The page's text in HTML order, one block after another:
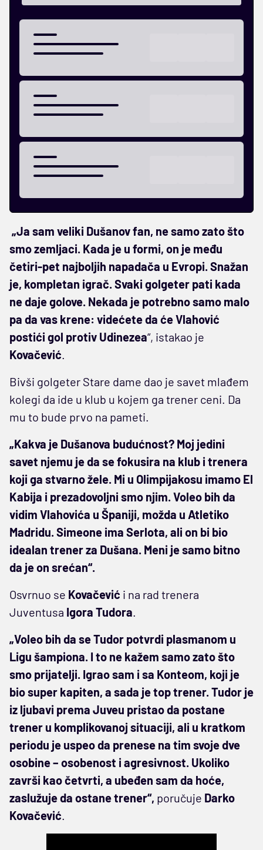
„Ja sam veliki Dušanov fan, ne samo zato što
smo zemljaci. Kada je u formi, on je među
četiri-pet najboljih napadača u Evropi. Snažan
je, kompletan igrač. Svaki golgeter pati kada
ne daje golove. Nekada je potrebno samo malo
pa da vas krene: videćete da će Vlahović
postići gol protiv Udinezea“, istakao je
Kovačević.
Bivši golgeter Stare dame dao je savet mlađem
kolegi da ide u klub u kojem ga trener ceni. Da
mu to bude prvo na pameti.
„Kakva je Dušanova budućnost? Moj jedini
savet njemu je da se fokusira na klub i trenera
koji ga stvarno žele. Mi u Olimpijakosu imamo El
Kabija i prezadovoljni smo njim. Voleo bih da
vidim Vlahovića u Španiji, možda u Atletiko
Madridu. Simeone ima Serlota, ali on bi bio
idealan trener za Dušana. Meni je samo bitno
da je on srećan“.
Osvrnuo se Kovačević i na rad trenera
Juventusa Igora Tudora.
„Voleo bih da se Tudor potvrdi plasmanom u
Ligu šampiona. I to ne kažem samo zato što
smo prijatelji. Igrao sam i sa Konteom, koji je
bio super kapiten, a sada je top trener. Tudor je
iz ljubavi prema Juveu pristao da postane
trener u komplikovanoj situaciji, ali u kratkom
periodu je uspeo da prenese na tim svoje dve
osobine – osobenost i agresivnost. Ukoliko
završi kao četvrti, a ubeđen sam da hoće,
zaslužuje da ostane trener“, poručuje Darko
Kovačević.